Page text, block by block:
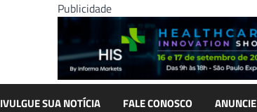
Publicidade
SUA NOTÍCIA FALE CONOSCO ANUNCIE